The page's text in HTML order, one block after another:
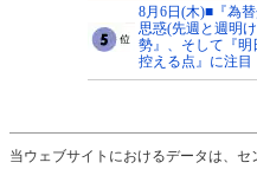
8月6日(木)■『為
思惑(先週と週明
勢』、そして『明
控える点』に注目
当ウェブサイトにおけるデータは、セ